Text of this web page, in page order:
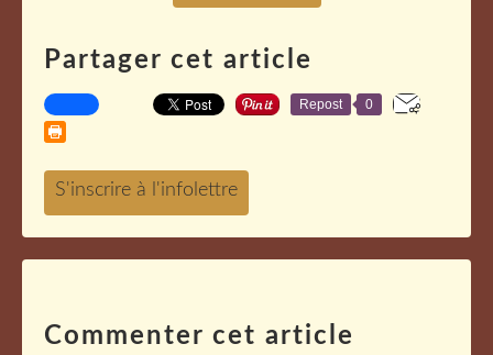
Partager cet article
Repost 0
Commenter cet article